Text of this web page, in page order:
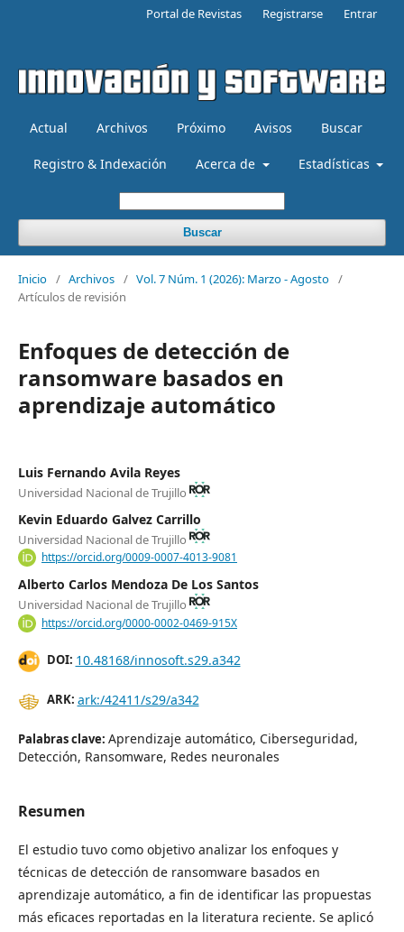
Actual Archivos Próximo Avisos Buscar
Registro & Indexación Acerca de Estadísticas
Buscar
Portal de Revistas Registrarse Entrar
Inicio / Archivos / Vol. 7 Núm. 1 (2026): Marzo - Agosto /
Artículos de revisión
Enfoques de detección de
ransomware basados en
aprendizaje automático
Luis Fernando Avila Reyes
Universidad Nacional de Trujillo
Kevin Eduardo Galvez Carrillo
Universidad Nacional de Trujillo
https://orcid.org/0009-0007-4013-9081
Alberto Carlos Mendoza De Los Santos
Universidad Nacional de Trujillo
https://orcid.org/0000-0002-0469-915X
DOI: 10.48168/innosoft.s29.a342
ARK: ark:/42411/s29/a342
Palabras clave: Aprendizaje automático, Ciberseguridad,
Detección, Ransomware, Redes neuronales
Resumen
El estudio tuvo como objetivo analizar los enfoques y
técnicas de detección de ransomware basados en
aprendizaje automático, a fin de identificar las propuestas
más eficaces reportadas en la literatura reciente. Se aplicó